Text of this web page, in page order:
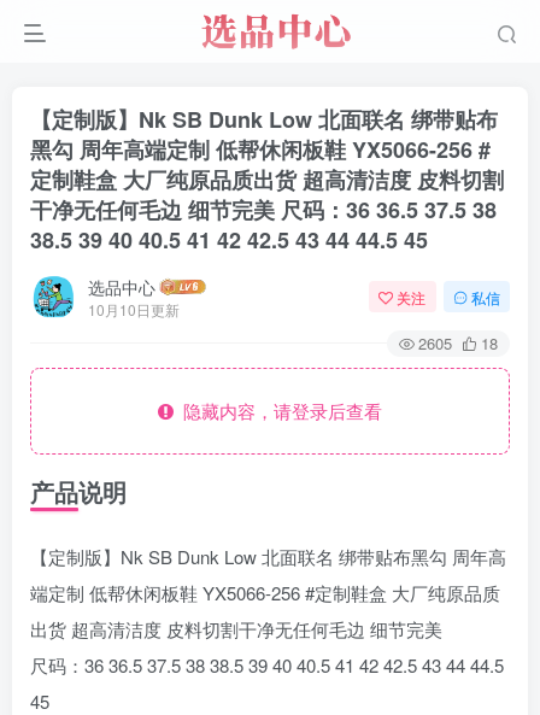
【定制版】Nk SB Dunk Low 北面联名 绑带贴布
黑勾 周年高端定制 低帮休闲板鞋 YX5066-256 #
定制鞋盒 大厂纯原品质出货 超高清洁度 皮料切割
干净无任何毛边 细节完美 尺码：36 36.5 37.5 38
38.5 39 40 40.5 41 42 42.5 43 44 44.5 45
选品中心
10月10日更新
关注 私信
2605 18
隐藏内容，请登录后查看
产品说明
【定制版】Nk SB Dunk Low 北面联名 绑带贴布黑勾 周年高
端定制 低帮休闲板鞋 YX5066-256 #定制鞋盒 大厂纯原品质
出货 超高清洁度 皮料切割干净无任何毛边 细节完美
尺码：36 36.5 37.5 38 38.5 39 40 40.5 41 42 42.5 43 44 44.5
45